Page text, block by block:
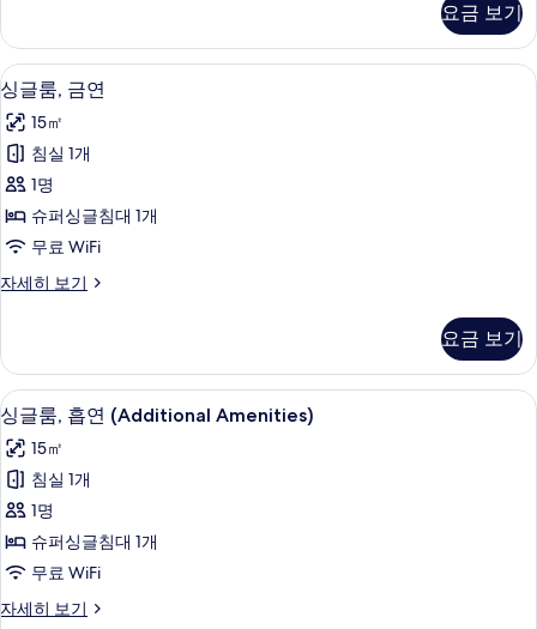
보
기
연
자
세
히
보
기
요금 보기
싱
글
룸,
금
연
사
모
보
기
1
싱글룸, 금연
15㎡
침실 1개
1명
슈퍼싱글침대 1개
무료 WiFi
자세히 보기
싱
연
자
세
히
보
기
요금 보기
싱
글
룸,
흡
연
(Additional
Amenities)
사
1
싱글룸, 흡연 (Additional Amenities)
15㎡
침실 1개
1명
슈퍼싱글침대 1개
무료 WiFi
자세히 보기
싱